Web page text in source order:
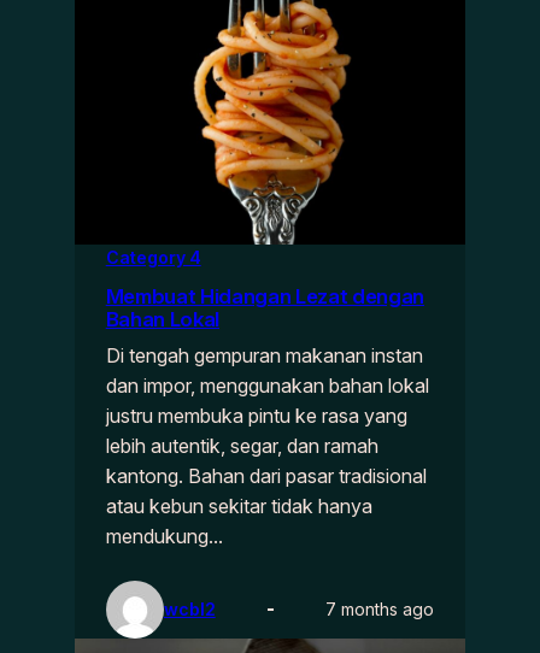
Category 4
Membuat Hidangan Lezat dengan
Bahan Lokal
Di tengah gempuran makanan instan
dan impor, menggunakan bahan lokal
justru membuka pintu ke rasa yang
lebih autentik, segar, dan ramah
kantong. Bahan dari pasar tradisional
atau kebun sekitar tidak hanya
mendukung…
wcbl2 7 months ago